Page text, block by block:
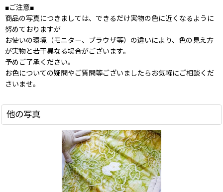
■ご注意■
商品の写真につきましては、できるだけ実物の色に近くなるように
努めておりますが
お使いの環境（モニター、ブラウザ等）の違いにより、色の見え方
が実物と若干異なる場合がございます。
予めご了承ください。
お色についての疑問やご質問等ございましたらお気軽にご相談くだ
さいませ。
他の写真